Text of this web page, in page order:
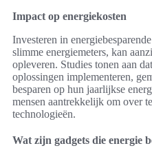
Impact op energiekosten
Investeren in
slimme energiemeters, kan
opleveren. Studies tonen aan
oplossingen implementeren,
besparen op hun jaarlijkse
mensen aantrekkelijk om over
technologieën.
Wat zijn gadgets die energie